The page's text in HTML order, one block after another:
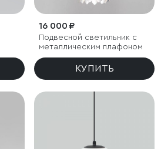
16 000 ₽
Подвесной светильник с
металлическим плафоном
КУПИТЬ